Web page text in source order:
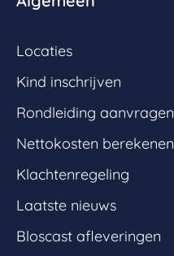
Locaties
Kind inschrijven
Rondleiding aanvragen
Nettokosten berekenen
Klachtenregeling
Laatste nieuws
Bloscast afleveringen